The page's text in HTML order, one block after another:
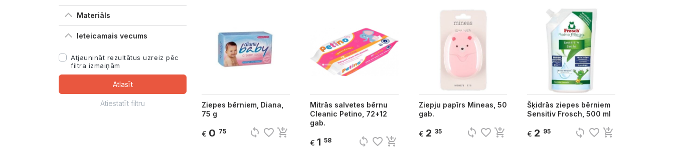
Materiāls
Ieteicamais vecums
Atjaunināt rezultātus uzreiz pēc
filtra izmaiņām
Atlasīt
Atiestatīt filtru
Ziepes bērniem, Diana,
75 g
€ 0 75 sync favorite_border add_shopping_cart
Mitrās salvetes bērnu
Cleanic Petino, 72+12
gab.
€ 1 58 sync favorite_border add_shopping_cart
Ziepju papīrs Mineas, 50
gab.
€ 2 35 sync favorite_border add_shopping_cart
Šķidrās ziepes bērniem
Sensitiv Frosch, 500 ml
€ 2 95 sync favorite_border add_shopping_cart